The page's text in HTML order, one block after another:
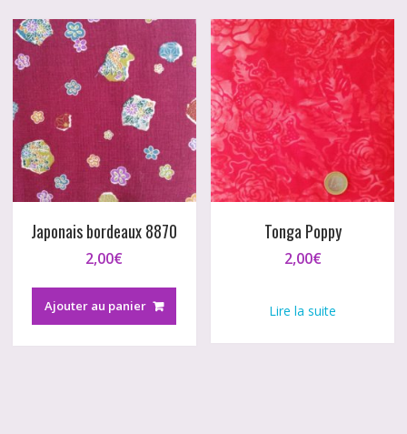
Japonais bordeaux 8870
2,00€
Ajouter au panier
Tonga Poppy
2,00€
Lire la suite